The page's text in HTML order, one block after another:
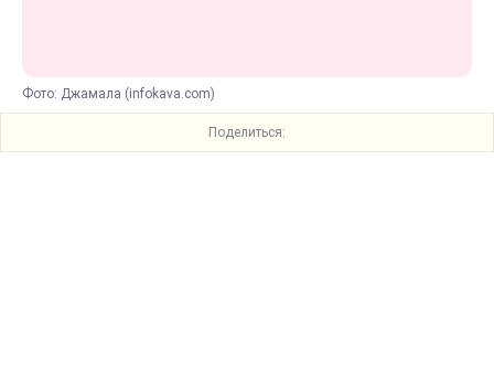
Фото: Джамала (infokava.com)
Поделиться: